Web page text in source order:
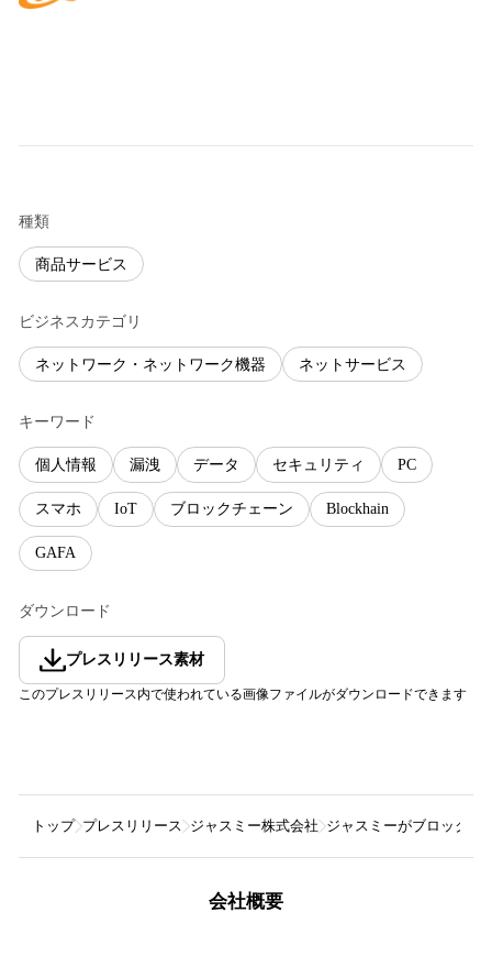
種類
商品サービス
ビジネスカテゴリ
ネットワーク・ネットワーク機器 ネットサービス
キーワード
個人情報 漏洩 データ セキュリティ PC
スマホ IoT ブロックチェーン Blockhain
GAFA
ダウンロード
プレスリリース素材
このプレスリリース内で使われている画像ファイルがダウンロードできます
トップ プレスリリース ジャスミー株式会社 ジャスミーがブロックチ
会社概要